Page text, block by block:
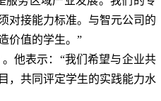
对接能力标准。与智元公司的
价值的学生。”
他表示：“我们希望与企业共
，共同评定学生的实践能力水